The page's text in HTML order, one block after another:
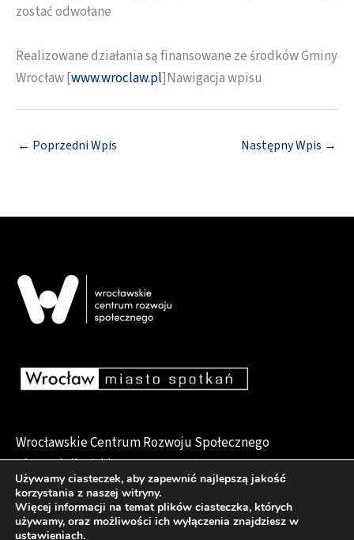
zostać odwołane
Realizowane działania są finansowane ze środków Gminy
Wrocław [www.wroclaw.pl]Nawigacja wpisu
← Poprzedni Wpis Następny Wpis →
Wrocławskie Centrum Rozwoju Społecznego
pl. Dominikański 6, 50-159 Wrocław
Deklaracja dostępności
Używamy ciasteczek, aby zapewnić najlepszą jakość
korzystania z naszej witryny.
Więcej informacji na temat plików ciasteczka, których
używamy, oraz możliwości ich wyłączenia znajdziesz w
ustawieniach.